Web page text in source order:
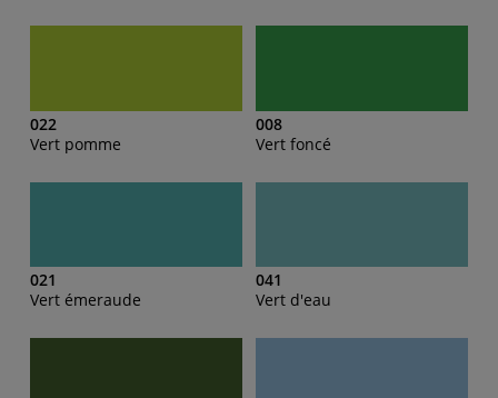
022
Vert pomme
008
Vert foncé
021
Vert émeraude
041
Vert d'eau